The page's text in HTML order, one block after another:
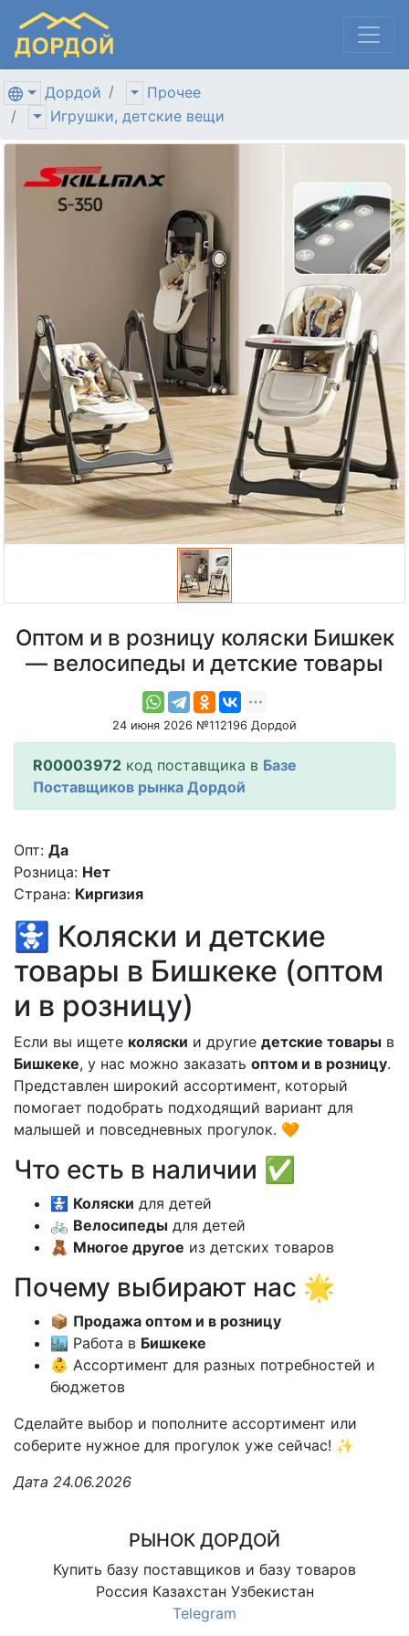
Дордой
Прочее
Игрушки, детские вещи
Оптом и в розницу коляски Бишкек
— велосипеды и детские товары
24 июня 2026 №112196 Дордой
R00003972 код поставщика в Базе
Поставщиков рынка Дордой
Опт: Да
Розница: Нет
Страна: Киргизия
🚼 Коляски и детские
товары в Бишкеке (оптом
и в розницу)
Если вы ищете коляски и другие детские товары в
Бишкеке, у нас можно заказать оптом и в розницу.
Представлен широкий ассортимент, который
помогает подобрать подходящий вариант для
малышей и повседневных прогулок. 🧡
Что есть в наличии ✅
🚼 Коляски для детей
🚲 Велосипеды для детей
🧸 Многое другое из детских товаров
Почему выбирают нас 🌟
📦 Продажа оптом и в розницу
🏙️ Работа в Бишкеке
👶 Ассортимент для разных потребностей и
бюджетов
Сделайте выбор и пополните ассортимент или
соберите нужное для прогулок уже сейчас! ✨
Дата 24.06.2026
РЫНОК ДОРДОЙ
Купить базу поставщиков и базу товаров
Россия Казахстан Узбекистан
Telegram